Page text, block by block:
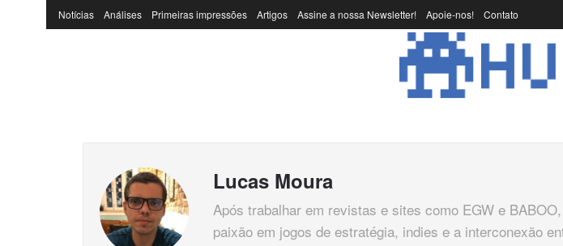
Notícias Análises Primeiras impressões Artigos Assine a nossa Newsletter! Apoie-nos! Contato
Lucas Moura
Após trabalhar em revistas e sites como EGW e
paixão em jogos de estratégia, indies e a interconexão